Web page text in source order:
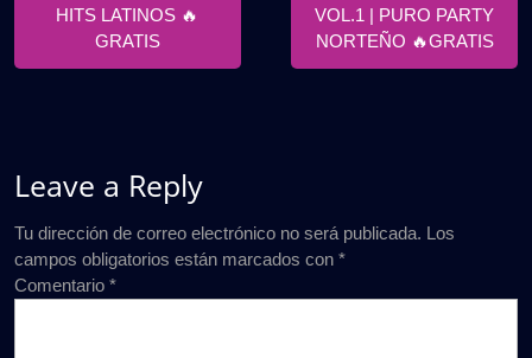
HITS LATINOS 🔥
GRATIS
VOL.1 | PURO PARTY
NORTEÑO 🔥GRATIS
Leave a Reply
Tu dirección de correo electrónico no será publicada. Los
campos obligatorios están marcados con *
Comentario *